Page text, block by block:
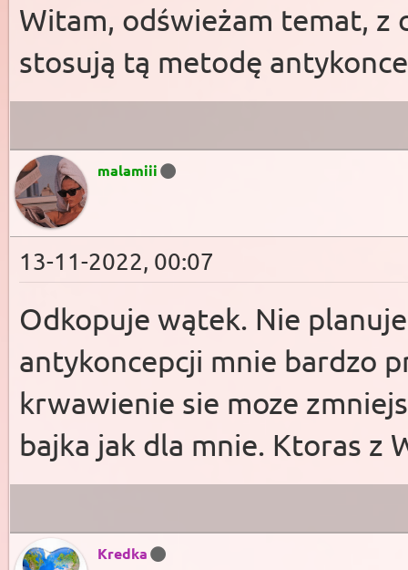
Witam, odświeżam temat, z
stosują tą metodę
malamiii
13-11-2022, 00:07
Odkopuje wątek. Nie
antykoncepcji mnie bardzo
krwawienie sie moze
bajka jak dla mnie. Ktoras z
Kredka